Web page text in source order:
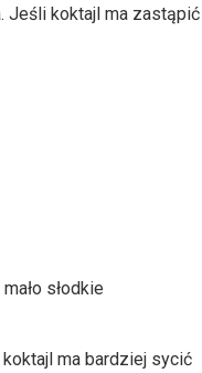
Jeśli koktajl ma zastąpić
słodkie
koktajl ma bardziej sycić